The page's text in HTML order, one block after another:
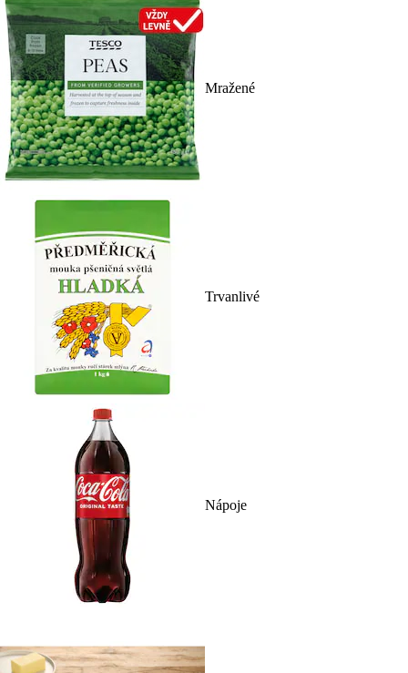
Mražené
Trvanlivé
Nápoje